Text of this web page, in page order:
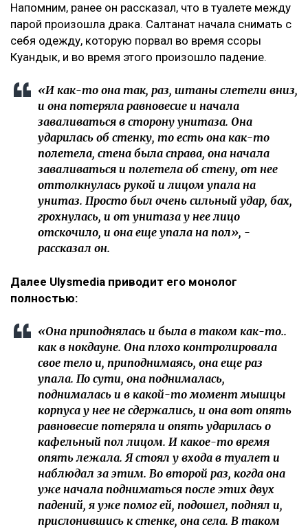
Напомним, ранее он рассказал, что в туалете между
парой произошла драка. Салтанат начала снимать с
себя одежду, которую порвал во время ссоры
Куандык, и во время этого произошло падение.
«И как-то она так, раз, штаны слетели вниз,
и она потеряла равновесие и начала
заваливаться в сторону унитаза. Она
ударилась об стенку, то есть она как-то
полетела, стена была справа, она начала
заваливаться и полетела об стену, от нее
оттолкнулась рукой и лицом упала на
унитаз. Просто был очень сильный удар, бах,
грохнулась, и от унитаза у нее лицо
отскочило, и она еще упала на пол», -
рассказал он.
Далее Ulysmediа приводит его монолог
полностью:
«Она приподнялась и была в таком как-то..
как в нокдауне. Она плохо контролировала
свое тело и, приподнимаясь, она еще раз
упала. По сути, она поднималась,
поднималась и в какой-то момент мышцы
корпуса у нее не сдержались, и она вот опять
равновесие потеряла и опять ударилась о
кафельный пол лицом. И какое-то время
опять лежала. Я стоял у входа в туалет и
наблюдал за этим. Во второй раз, когда она
уже начала подниматься после этих двух
падений, я уже помог ей, подошел, поднял и,
прислонившись к стенке, она села. В таком